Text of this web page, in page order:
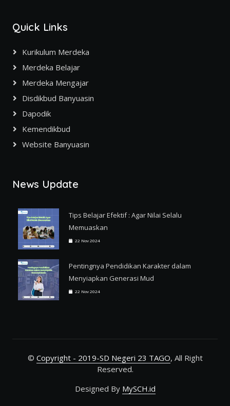
Quick Links
Kurikulum Merdeka
Merdeka Belajar
Merdeka Mengajar
Disdikbud Banyuasin
Dapodik
Kemendikbud
Website Banyuasin
News Update
Tips Belajar Efektif : Agar Nilai Selalu
Memuaskan
22 Nov 2024
Pentingnya Pendidikan Karakter dalam
Menyiapkan Generasi Mud
22 Nov 2024
© Copyright - 2019-SD Negeri 23 TAGO, All Right
Reserved.
Designed By MySCH.id